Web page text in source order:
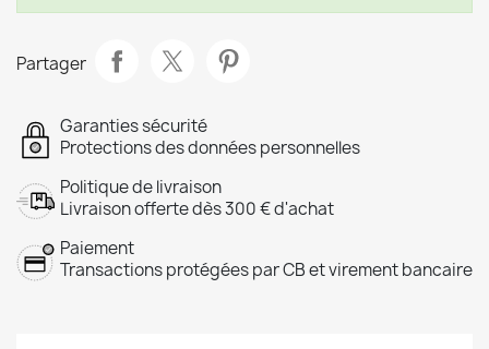
Partager
Garanties sécurité
Protections des données personnelles
Politique de livraison
Livraison offerte dès 300 € d'achat
Paiement
Transactions protégées par CB et virement bancaire